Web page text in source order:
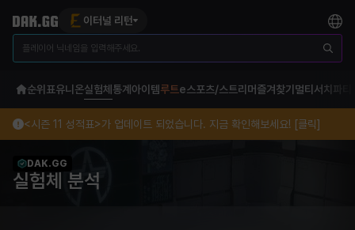
이터널 리턴
순위표유니온실험체 통계 아이템루트e스포츠/스트리머 즐겨찾기 멀티서치 파티
<시즌 11 성적표>가 업데이트 되었습니다. 지금 확인해보세요! [클릭]
DAK.GG
실험체 분석